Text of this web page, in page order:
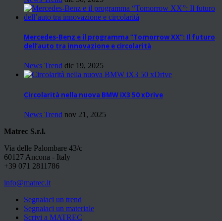
Mercedes-Benz e il programma “Tomorrow XX”: Il futuro
dell’auto tra innovazione e circolarità
News Trend dic 19, 2025
Circolarità nella nuova BMW iX3 50 xDrive
News Trend nov 21, 2025
Matrec S.r.l.
Via delle Palombare 43/c
60127 Ancona - Italy
+39 071 2811786
info@matrec.it
Segnalaci un trend
Segnalaci un materiale
Scrivi a MATREC